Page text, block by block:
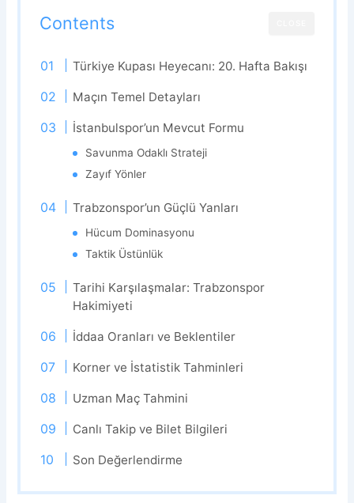
Contents
Türkiye Kupası Heyecanı: 20. Hafta Bakışı
Maçın Temel Detayları
İstanbulspor’un Mevcut Formu
Savunma Odaklı Strateji
Zayıf Yönler
Trabzonspor’un Güçlü Yanları
Hücum Dominasyonu
Taktik Üstünlük
Tarihi Karşılaşmalar: Trabzonspor
Hakimiyeti
İddaa Oranları ve Beklentiler
Korner ve İstatistik Tahminleri
Uzman Maç Tahmini
Canlı Takip ve Bilet Bilgileri
Son Değerlendirme